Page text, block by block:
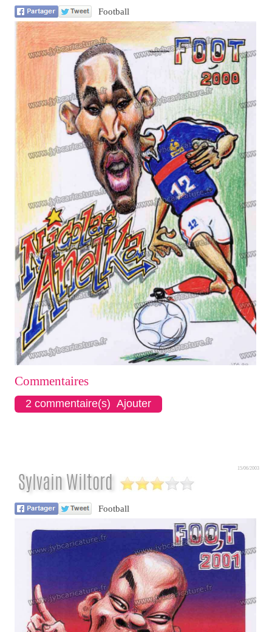
Football
Commentaires
2 commentaire(s) Ajouter
Sylvain Wiltord
15/06/2003
Football